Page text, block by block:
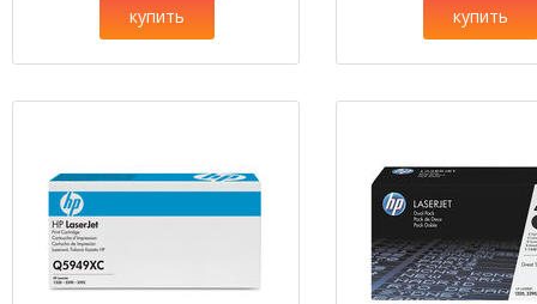
купить купить